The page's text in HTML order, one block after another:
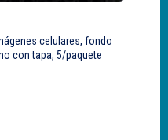
celulares, fondo
con tapa, 5/paquete